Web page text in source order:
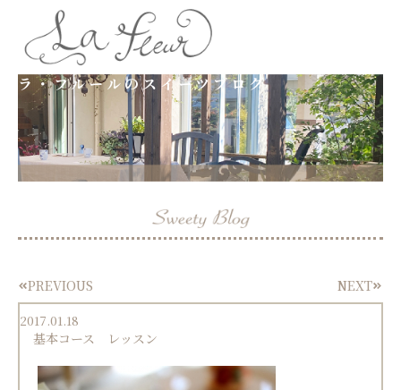
ラ・フルールのスイーツブログ
PrevPREVIOUS NEXTNext
2017.01.18
基本コース レッスン